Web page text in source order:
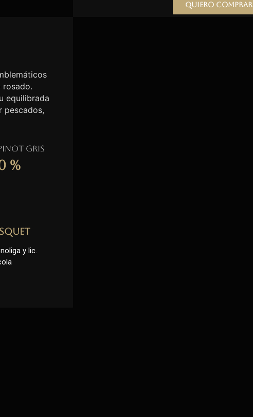
Quiero comprar
rosado.
equilibrada
pescados,
gris
%
y lic.